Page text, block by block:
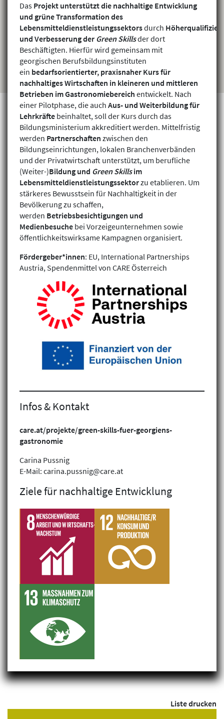
Projekte finden
Geschlechtergerechtigkeit
Filterergebnis: 1 gefunden
„Green Skills“ für Georgiens
Gastronomie
Europa & Kaukasus, Georgien,
Aus- & Weiterbildung, Wirtschaftliche Entwicklung,
Liste drucken
Das Projekt unterstützt die nachhaltige Entwicklung
und grüne Transformation des
Lebensmitteldienstleistungssektorsdurch
und Verbesserung der Green Skillsder dort
Beschäftigten. Hierfür wird gemeinsam mit
georgischen Berufsbildungsinstituten
ein bedarfsorientierter, praxisnaher Kurs für
nachhaltiges Wirtschaften in kleineren und mittleren
Betrieben im Gastronomiebereich entwickelt. Nach
einer Pilotphase, die auch Aus- und Weiterbildung für
Lehrkräfte beinhaltet, soll der Kurs durch das
Bildungsministerium akkreditiert werden. Mittelfristig
werden Partnerschaften zwischen den
Bildungseinrichtungen, lokalen Branchenverbänden
und der Privatwirtschaft unterstützt, um berufliche
(Weiter-)Bildung und Green Skillsim
Lebensmitteldienstleistungssektorzu etablieren. Um
stärkeres Bewusstsein für Nachhaltigkeit in der
Bevölkerung zu schaffen,
werden Betriebsbesichtigungen und
Medienbesuche bei Vorzeigeunternehmen sowie
öffentlichkeitswirksame Kampagnen organisiert.
Fördergeber*innen: EU, International Partnerships
Austria, Spendenmittel von CARE Österreich
Infos & Kontakt
care.at/projekte/green-skills-fuer-georgiens-
gastronomie
Carina Pussnig
E-Mail: carina.pussnig@care.at
Ziele für nachhaltige Entwicklung